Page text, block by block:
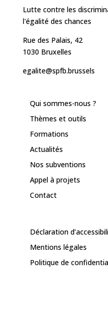
Lutte contre les
l'égalité des chances
Rue des Palais, 42
1030 Bruxelles
egalite@spfb.brussels
Qui sommes-nous ?
Thèmes et outils
Formations
Actualités
Nos subventions
Appel à projets
Contact
Déclaration
Mentions légales
Politique de